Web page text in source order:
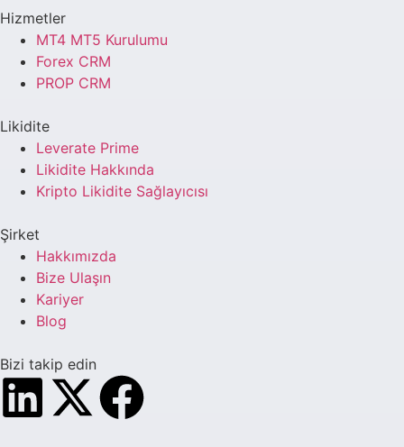
Hizmetler
MT4 MT5 Kurulumu
Forex CRM
PROP CRM
Likidite
Leverate Prime
Likidite Hakkında
Kripto Likidite Sağlayıcısı
Şirket
Hakkımızda
Bize Ulaşın
Kariyer
Blog
Bizi takip edin